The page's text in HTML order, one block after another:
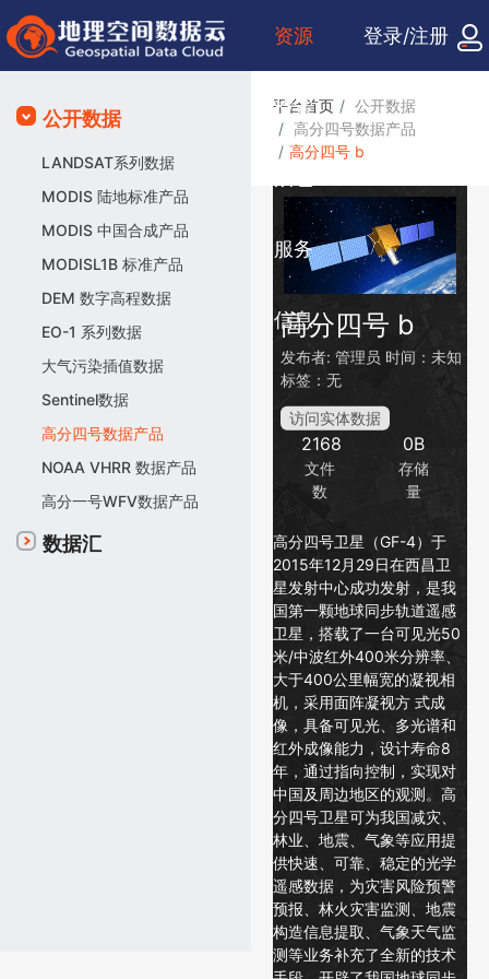
资源
检索
服务
信息
登录/注册
公开数据
LANDSAT系列数据
MODIS 陆地标准产品
MODIS 中国合成产品
MODISL1B 标准产品
DEM 数字高程数据
EO-1 系列数据
大气污染插值数据
Sentinel数据
高分四号数据产品
NOAA VHRR 数据产品
高分一号WFV数据产品
数据汇
平台首页
公开数据
高分四号数据产品
高分四号 b
高分四号 b
发布者: 管理员 时间：未知
标签：无
访问实体数据
2168
文件
数
0B
存储
量
高分四号卫星（GF-4）于
2015年12月29日在西昌卫
星发射中心成功发射，是我
国第一颗地球同步轨道遥感
卫星，搭载了一台可见光50
米/中波红外400米分辨率、
大于400公里幅宽的凝视相
机，采用面阵凝视方 式成
像，具备可见光、多光谱和
红外成像能力，设计寿命8
年，通过指向控制，实现对
中国及周边地区的观测。高
分四号卫星可为我国减灾、
林业、地震、气象等应用提
供快速、可靠、稳定的光学
遥感数据，为灾害风险预警
预报、林火灾害监测、地震
构造信息提取、气象天气监
测等业务补充了全新的技术